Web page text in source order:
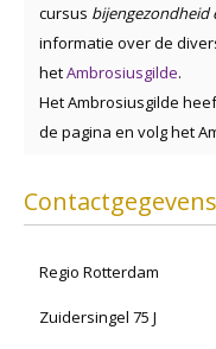
cursus
informatie over de
hetAmbrosiusgilde.
Het Ambrosiusgilde
de pagina en volg het
Contactgegevens
Regio Rotterdam
Zuidersingel 75 J